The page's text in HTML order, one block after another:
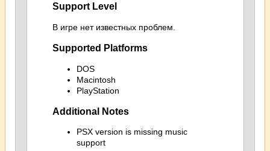
Support Level
В игре нет известных проблем.
Supported Platforms
DOS
Macintosh
PlayStation
Additional Notes
PSX version is missing music
support